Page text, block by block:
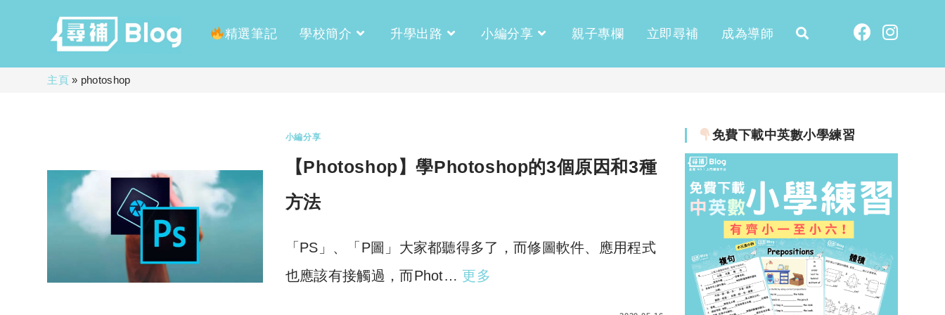
精選筆記 學校簡介 升學出路 小編分享 親子專欄 立即尋補 成為導師
主頁» photoshop
小編分享
【Photoshop】學Photoshop的3個原因和3種
方法
「PS」、「P圖」大家都聽得多了，而修圖軟件、應用程式
也應該有接觸過，而Phot… 更多
免費下載中英數小學練習